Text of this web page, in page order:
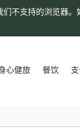
们不支持的浏览器
心健旅 餐饮